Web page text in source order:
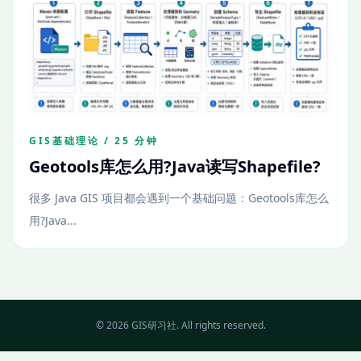
GIS基础理论 / 25 分钟
Geotools库怎么用?Java读写Shapefile?
很多 Java GIS 项目都会遇到一个基础问题：Geotools库怎么
用?Java...
© 2026 GIS研习社. All rights reserved.